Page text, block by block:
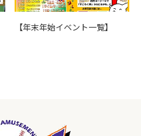
【年末年始イベント一覧】